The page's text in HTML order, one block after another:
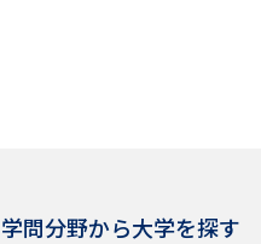
新増設大学・学部
学問分野から大学を探す